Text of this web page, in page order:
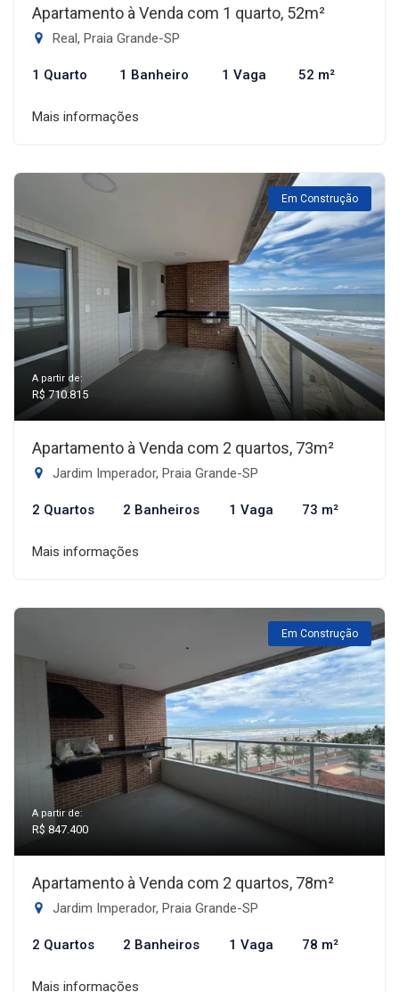
Apartamento à Venda com 1 quarto, 52m²
Real, Praia Grande-SP
1 Quarto 1 Banheiro 1 Vaga 52 m²
Mais informações
Em Construção
A partir de:
R$ 710.815
Apartamento à Venda com 2 quartos, 73m²
Jardim Imperador, Praia Grande-SP
2 Quartos 2 Banheiros 1 Vaga 73 m²
Mais informações
Em Construção
A partir de:
R$ 847.400
Apartamento à Venda com 2 quartos, 78m²
Jardim Imperador, Praia Grande-SP
2 Quartos 2 Banheiros 1 Vaga 78 m²
Mais informações